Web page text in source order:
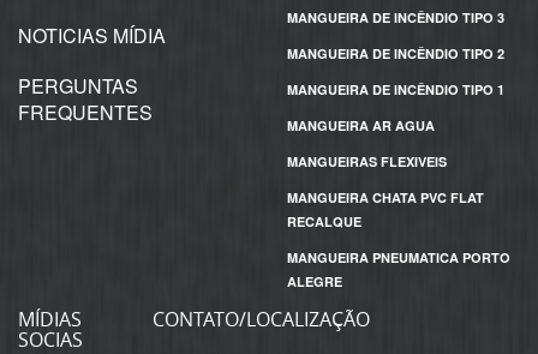
NOTICIAS MÍDIA
PERGUNTAS
FREQUENTES
MANGUEIRA DE INCÊNDIO TIPO 3
MANGUEIRA DE INCÊNDIO TIPO 2
MANGUEIRA DE INCÊNDIO TIPO 1
MANGUEIRA AR AGUA
MANGUEIRAS FLEXIVEIS
MANGUEIRA CHATA PVC FLAT
RECALQUE
MANGUEIRA PNEUMATICA PORTO
ALEGRE
MÍDIAS
SOCIAS
CONTATO/LOCALIZAÇÃO